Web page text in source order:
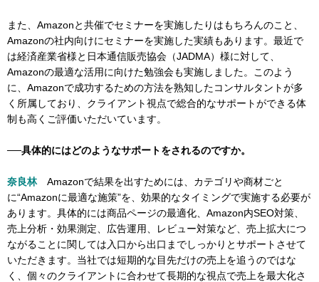
また、Amazonと共催でセミナーを実施したりはもちろんのこと、
Amazonの社内向けにセミナーを実施した実績もあります。最近で
は経済産業省様と日本通信販売協会（JADMA）様に対して、
Amazonの最適な活用に向けた勉強会も実施しました。このよう
に、Amazonで成功するための方法を熟知したコンサルタントが多
く所属しており、クライアント視点で総合的なサポートができる体
制も高くご評価いただいています。
──具体的にはどのようなサポートをされるのですか。
奈良林Amazonで結果を出すためには、カテゴリや商材ごと
に“Amazonに最適な施策”を、効果的なタイミングで実施する必要が
あります。具体的には商品ページの最適化、Amazon内SEO対策、
売上分析・効果測定、広告運用、レビュー対策など、売上拡大につ
ながることに関しては入口から出口までしっかりとサポートさせて
いただきます。当社では短期的な目先だけの売上を追うのではな
く、個々のクライアントに合わせて長期的な視点で売上を最大化さ